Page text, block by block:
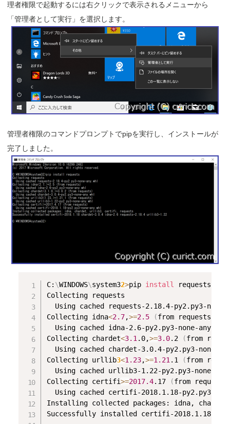
理者権限で起動するには右クリックで表示されるメニューから
「管理者として実行」を選択します。
管理者権限のコマンドプロンプトでpipを実行し、インストールが
完了しました。
C: \WINDOWS\system32>pip install requests
Collecting requests
Using cached requests-2.18.4-py2.py3-none-
Collecting idna<2.7,>=2.5 (from requests
  Using cached idna-2.6-py2.py3-none-any.whl
Collecting chardet<3.1.0,>=3.0.2 (from
Using cached chardet-3.0.4-py2.py3-none-
Collecting urllib3<1.23,>=1.21.1 (from
Using cached urllib3-1.22-py2.py3-none-
Collecting certifi>=2017.4.17 (from requests
Using cached certifi-2018.1.18-py2.py3-
Installing collected packages: idna,
Successfully installed certifi-2018.1.18